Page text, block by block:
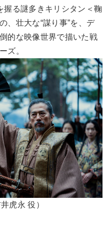
握る謎多きキリシタン＜鞠
、壮大な“謀り事”を、デ
的な映像世界で描いた戦
ズ。
虎永 役）